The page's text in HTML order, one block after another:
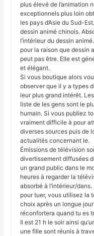
plus élevé de l’animation
exceptionnels plus loin
les pays d’Asie du Sud-
dessin animé chinois.
l’intérieur du dessin
pour la raison que dessin
peut pas être. Elle est
et élégant.
Si vous boutique alors
observer que il y a types
leur plus grand intérêt.
liste de les gens sont le
humain. Si vous publiez
vraiment difficile à pour
diverses sources puis de
actualités concernant le.
Émissions de télévision
divertissement diffusées
un grand public dans le
heures à regarder la
absorbé à l’intérieur/
pour tuer, vous utilisez la
choix après un longue
réconfortera quand tu es
Il est 21 h le soir ainsi
une fille sont réunis à